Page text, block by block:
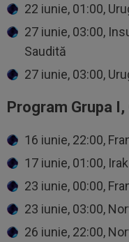
22 iunie, 01:00,
27 iunie, 03:00,
Saudită
27 iunie, 03:00,
Program Grupa
16 iunie, 22:00,
17 iunie, 01:00,
23 iunie, 00:00,
23 iunie, 03:00,
26 iunie, 22:00,